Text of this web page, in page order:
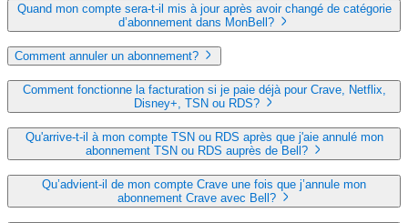
Quand mon compte sera-t-il mis à jour après avoir changé de catégorie
d’abonnement dans MonBell?
Comment annuler un abonnement?
Comment fonctionne la facturation si je paie déjà pour Crave, Netflix,
Disney+, TSN ou RDS?
Qu'arrive-t-il à mon compte TSN ou RDS après que j'aie annulé mon
abonnement TSN ou RDS auprès de Bell?
Qu’advient-il de mon compte Crave une fois que j’annule mon
abonnement Crave avec Bell?